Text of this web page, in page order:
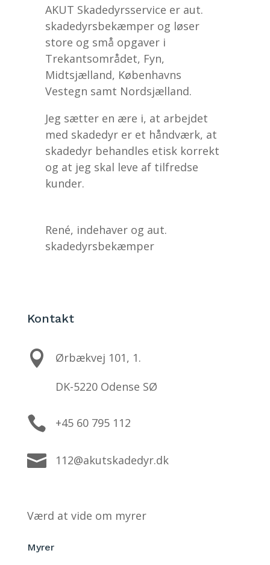
AKUT Skadedyrsservice er aut.
skadedyrsbekæmper og løser
store og små opgaver i
Trekantsområdet, Fyn,
Midtsjælland, Københavns
Vestegn samt Nordsjælland.
Jeg sætter en ære i, at arbejdet
med skadedyr er et håndværk, at
skadedyr behandles etisk korrekt
og at jeg skal leve af tilfredse
kunder.
René, indehaver og aut.
skadedyrsbekæmper
Kontakt

Ørbækvej 101, 1.
DK-5220 Odense SØ
 +45 60 795 112
 112@akutskadedyr.dk
Værd at vide om myrer
Myrer